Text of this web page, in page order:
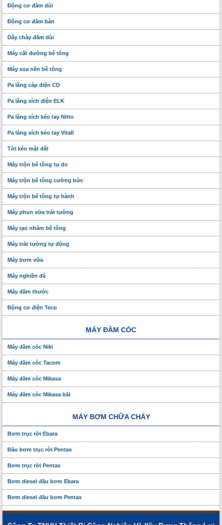
Động cơ đầm dùi
Động cơ đầm bàn
Dây chày đầm dùi
Máy cắt đường bê tông
Máy xoa nền bê tông
Pa lăng cáp điện CD
Pa lăng xích điện ELK
Pa lăng xích kéo tay Nitto
Pa lăng xích kéo tay Vitall
Tời kéo mặt đất
Máy trộn bê tông tự do
Máy trộn bê tông cưỡng bức
Máy trộn bê tông tự hành
Máy phun vữa trát tường
Máy tạo nhám bê tông
Máy trát tường tự động
Máy bơm vữa
Máy nghiền đá
Máy đầm thước
Động cơ điện Teco
MÁY ĐẦM CÓC
Máy đầm cóc Niki
Máy đầm cóc Tacom
Máy đầm cóc Mikasa
Máy đầm cóc Mikasa bãi
MÁY BƠM CHỮA CHÁY
Bơm trục rời Ebara
Đầu bơm trục rời Pentax
Bơm trục rời Pentax
Bơm diesel đầu bơm Ebara
Bơm diesel đầu bơm Pentax